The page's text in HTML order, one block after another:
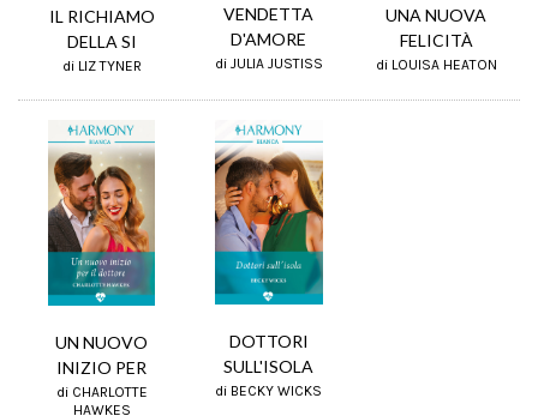
IL RICHIAMO
DELLA SI
di LIZ TYNER
VENDETTA
D'AMORE
di JULIA JUSTISS
UNA NUOVA
FELICITÀ
di LOUISA HEATON
UN NUOVO
INIZIO PER
di CHARLOTTE
HAWKES
DOTTORI
SULL'ISOLA
di BECKY WICKS